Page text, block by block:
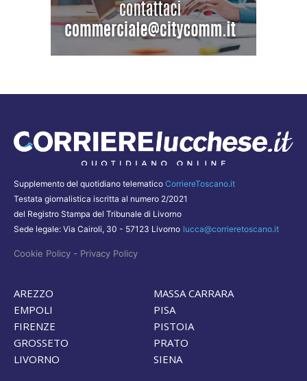
Supplemento del quotidiano telematico CorriereToscano.it
Testata giornalistica iscritta al numero 2/2021
del Registro Stampa del Tribunale di Livorno
Sede legale: Via Cairoli, 30 - 57123 Livorno lucca@corrieretoscano.it
Cookie Policy - Privacy Policy
AREZZO
EMPOLI
FIRENZE
GROSSETO
LIVORNO
MASSA CARRARA
PISA
PISTOIA
PRATO
SIENA